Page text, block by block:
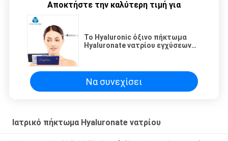
Αποκτήστε την καλύτερη τιμή για
Το Hyaluronic όξινο πήκτωμα
Hyaluronate νατρίου εγχύσεων
Να συνεχίσει
Ιατρικό πήκτωμα Hyaluronate νατρίου